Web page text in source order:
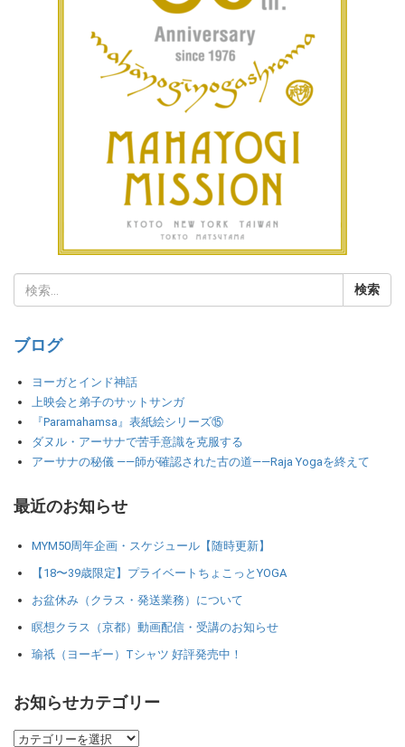
ブログ
ヨーガとインド神話
上映会と弟子のサットサンガ
『Paramahamsa』表紙絵シリーズ⑮
ダヌル・アーサナで苦手意識を克服する
アーサナの秘儀 ――師が確認された古の道――Raja Yogaを終えて
最近のお知らせ
MYM50周年企画・スケジュール【随時更新】
【18〜39歳限定】プライベートちょこっとYOGA
お盆休み（クラス・発送業務）について
瞑想クラス（京都）動画配信・受講のお知らせ
瑜祇（ヨーギー）Tシャツ 好評発売中！
お知らせカテゴリー